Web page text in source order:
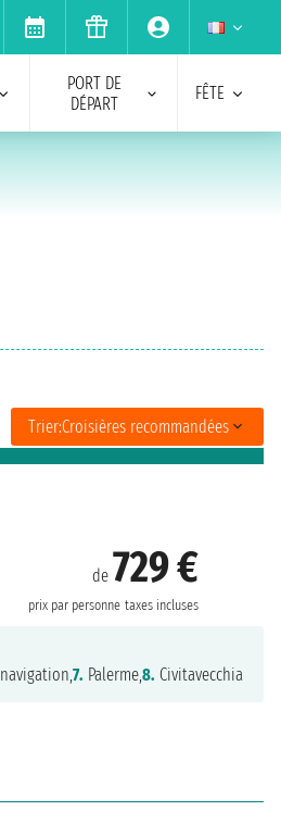
PORT DE
DÉPART
FÊTE
Trier:Croisières recommandées
de 729 €
prix par personne taxes incluses
navigation,7. Palerme,8. Civitavecchia